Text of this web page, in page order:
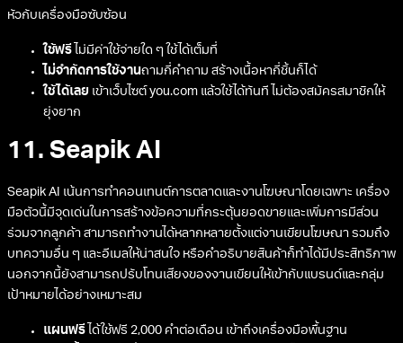
หัวกับเครื่องมือซับซ้อน
ใช้ฟรี ไม่มีค่าใช้จ่ายใด ๆ ใช้ได้เต็มที่
ไม่จำกัดการใช้งานถามกี่คำถาม สร้างเนื้อหากี่ชิ้นก็ได้
ใช้ได้เลย เข้าเว็บไซต์ you.com แล้วใช้ได้ทันที ไม่ต้องสมัครสมาชิกให้
ยุ่งยาก
11. Seapik AI
Seapik AI เน้นการทำคอนเทนต์การตลาดและงานโฆษณาโดยเฉพาะ เครื่อง
มือตัวนี้มีจุดเด่นในการสร้างข้อความที่กระตุ้นยอดขายและเพิ่มการมีส่วน
ร่วมจากลูกค้า สามารถทำงานได้หลากหลายตั้งแต่งานเขียนโฆษณา รวมถึง
บทความอื่น ๆ และอีเมลให้น่าสนใจ หรือคำอธิบายสินค้าก็ทำได้มีประสิทธิภาพ
นอกจากนี้ยังสามารถปรับโทนเสียงของงานเขียนให้เข้ากับแบรนด์และกลุ่ม
เป้าหมายได้อย่างเหมาะสม
แผนฟรี ได้ใช้ฟรี 2,000 คำต่อเดือน เข้าถึงเครื่องมือพื้นฐาน